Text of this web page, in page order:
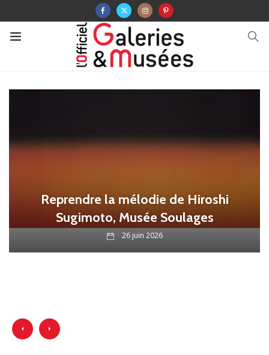
Reprendre la mélodie de Hiroshi
Sugimoto, Musée Soulages
26 juin 2026